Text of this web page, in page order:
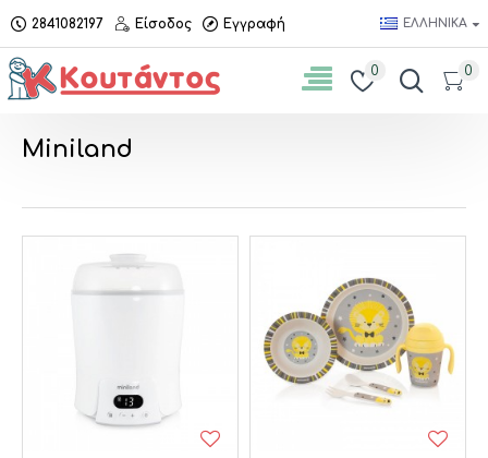
2841082197 Είσοδος Εγγραφή ΕΛΛΗΝΙΚΆ
0 0
Miniland